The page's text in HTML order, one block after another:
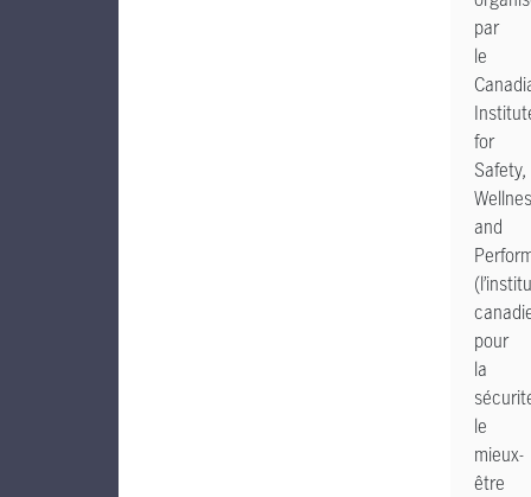
par
le
for
Safety,
and
pour
la
le
mieux-
être